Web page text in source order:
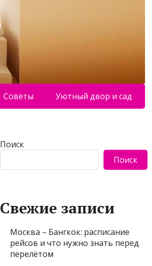
Советы Уютный двор и сад
Поиск
Поиск
Свежие записи
Москва – Бангкок: расписание
рейсов и что нужно знать перед
перелётом